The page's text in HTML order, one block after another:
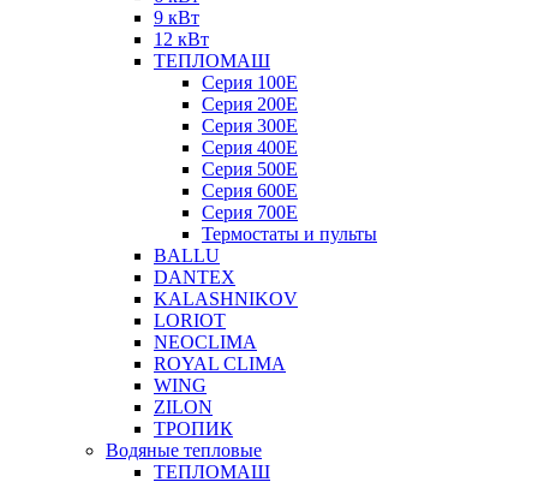
9 кВт
12 кВт
ТЕПЛОМАШ
Серия 100E
Серия 200E
Серия 300E
Серия 400E
Серия 500E
Серия 600E
Серия 700E
Термостаты и пульты
BALLU
DANTEX
KALASHNIKOV
LORIOT
NEOCLIMA
ROYAL CLIMA
WING
ZILON
ТРОПИК
Водяные тепловые
ТЕПЛОМАШ